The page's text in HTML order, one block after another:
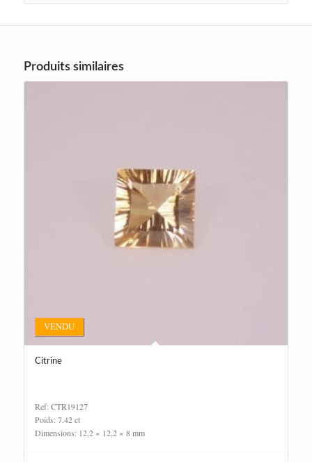
Produits similaires
Citrine
VENDU
Ref: CTR19127
Poids: 7.42 ct
Dimensions: 12,2 × 12,2 × 8 mm